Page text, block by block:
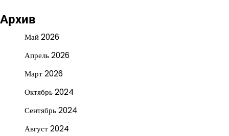
Архив
Май 2026
Апрель 2026
Март 2026
Октябрь 2024
Сентябрь 2024
Август 2024